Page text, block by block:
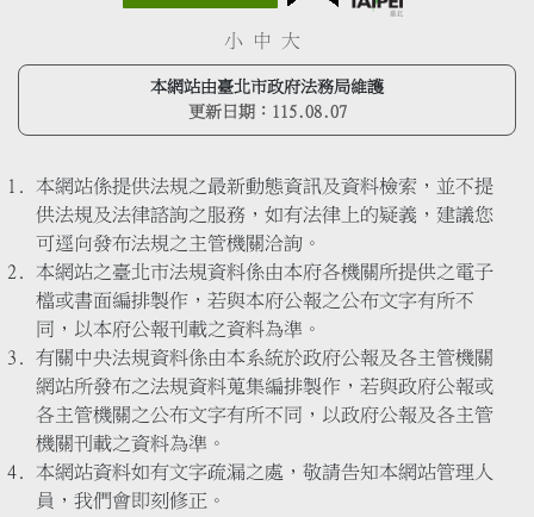
小 中 大
本網站由臺北市政府法務局維護
更新日期： 115.08.07
本網站係提供法規之最新動態資訊及資料檢索，並不提
供法規及法律諮詢之服務，如有法律上的疑義，建議您
可逕向發布法規之主管機關洽詢。
本網站之臺北市法規資料係由本府各機關所提供之電子
檔或書面編排製作，若與本府公報之公布文字有所不
同，以本府公報刊載之資料為準。
有關中央法規資料係由本系統於政府公報及各主管機關
網站所發布之法規資料蒐集編排製作，若與政府公報或
各主管機關之公布文字有所不同，以政府公報及各主管
機關刊載之資料為準。
本網站資料如有文字疏漏之處，敬請告知本網站管理人
員，我們會即刻修正。